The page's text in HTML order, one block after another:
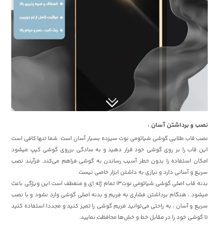
نصب و برداشتن آسان :
نصب قاب طلایی گوشی شیائومی نوت سیزده بسیار آسان است. شما تنها کافی است
این قاب را بر روی گوشی خود قرار دهید و به سادگی برروی گوشی کیپ میشود
امکان استفاده را بدون خطر آسیب رساندن به گوشی فراهم می‌کند. فرآیند نصب
سریع و آسانی دارد و نیازی به داشتن ابزار خاصی نیست.
بدنه قاب اصلی گوشی شیائومی نوت13 تمام ژله ای و منعطف است.این ویژگی باعث
میشود ، هنگام برداشتن فشاری به فریم و بدنه اصلی گوشی وارد نشود و با نصب
سریع و آسان ، به راحتی می‌توانید فریم گوشی را تمیز کنید و مجددا استفاده کنید
تا گوشی خود را در مقابل خط و خش‌ها محافظت نمایید.